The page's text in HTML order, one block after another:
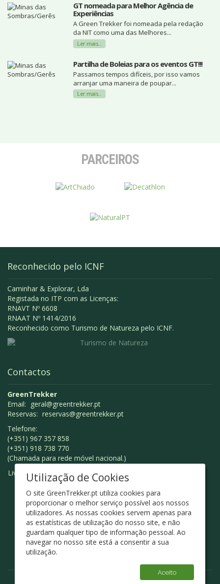
GT nomeada para Melhor Agência de
Experiências
A Green Trekker foi nomeada pela redação
da NIT como uma das Melhores...
Ler mais...
Partilha de Boleias para os eventos GT!!!
Passamos tempos difíceis, por isso vamos
arranjar uma maneira de poupar...
Ler mais...
PARCEIROS
Reconhecido pelo ICNF
Caminhar & Explorar, Lda
Registada no ITP com as Licenças:
RNAVT Nº 6608
RNAAT Nº 1414/2016
Reconhecido como Turismo de Natureza pelo ICNF.
Contactos
GreenTrekker
Email: geral@greentrekker.pt
Reservas: reservas@greentrekker.pt
Telefone:
(+351) 967 357 858
(+351) 918 738 770
(Chamada para rede móvel nacional.)
Livro de Reclamações
Utilização de Cookies
O site GreenTrekker.pt utiliza cookies para
proporcionar o melhor serviço possível aos nossos
utilizadores. As nossas cookies servem apenas para
as estatísticas de utilização do nosso site, e não
guardam qualquer tipo de informação pessoal. Ao
navegar no nosso site está a consentir a sua
utilização.
Aceito